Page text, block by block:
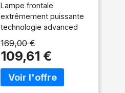
2500lm, 250m,
étanche IP68
Lampe frontale
extrêmement puissante
technologie advanced
Utilisation intuitive et
variation en continu grce
au dispositif wheel
switch sur la tête de
169,00 €
109,61 €